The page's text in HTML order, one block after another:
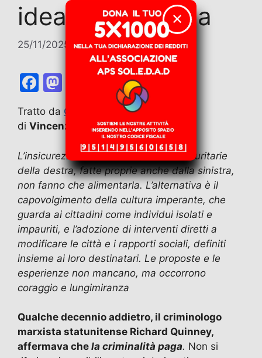
idea di sicurezza
25/11/2025 diContributi
F
c
b
o
o
k
st
d
o
n
ai
l
T
el
e
gr
a
m
W
h
at
s
A
p
p
T
itt
er di
vi
di
Tratto da Osservatorio Repressione
di Vincenzo Scalia*
L’insicurezza esiste ma le politiche sicuritarie
della destra, fatte proprie anche dalla sinistra,
non fanno che alimentarla. L’alternativa è il
capovolgimento della cultura imperante, che
guarda ai cittadini come individui isolati e
impauriti, e l’adozione di interventi diretti a
modificare le città e i rapporti sociali, definiti
insieme ai loro destinatari. Le proposte e le
esperienze non mancano, ma occorrono
coraggio e lungimiranza
Qualche decennio addietro, il criminologo
marxista statunitense Richard Quinney,
affermava che la criminalità paga. Non si
✕